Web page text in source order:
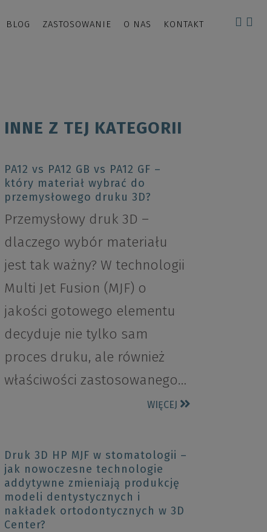
BLOG ZASTOSOWANIE O NAS KONTAKT
INNE Z TEJ KATEGORII
PA12 vs PA12 GB vs PA12 GF –
który materiał wybrać do
przemysłowego druku 3D?
Przemysłowy druk 3D –
dlaczego wybór materiału
jest tak ważny? W technologii
Multi Jet Fusion (MJF) o
jakości gotowego elementu
decyduje nie tylko sam
proces druku, ale również
właściwości zastosowanego…
WIĘCEJ
Druk 3D HP MJF w stomatologii –
jak nowoczesne technologie
addytywne zmieniają produkcję
modeli dentystycznych i
nakładek ortodontycznych w 3D
Center?